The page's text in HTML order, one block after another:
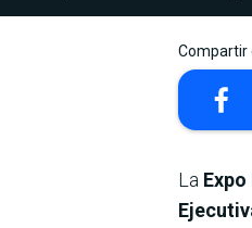
Compartir
La Expo